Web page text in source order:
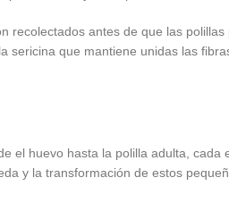
antes de que las
que mantiene unidas las
el huevo hasta la polilla adulta,
y la transformación de estos